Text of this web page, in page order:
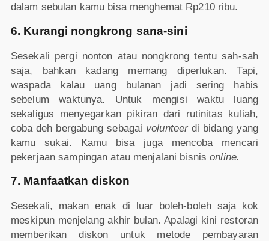
dalam sebulan kamu bisa menghemat Rp210 ribu.
6. Kurangi nongkrong sana-sini
Sesekali pergi nonton atau nongkrong tentu sah-sah
saja, bahkan kadang memang diperlukan. Tapi,
waspada kalau uang bulanan jadi sering habis
sebelum waktunya. Untuk mengisi waktu luang
sekaligus menyegarkan pikiran dari rutinitas kuliah,
coba deh bergabung sebagai volunteer di bidang yang
kamu sukai. Kamu bisa juga mencoba mencari
pekerjaan sampingan atau menjalani bisnis online.
7. Manfaatkan diskon
Sesekali, makan enak di luar boleh-boleh saja kok
meskipun menjelang akhir bulan. Apalagi kini restoran
memberikan diskon untuk metode pembayaran